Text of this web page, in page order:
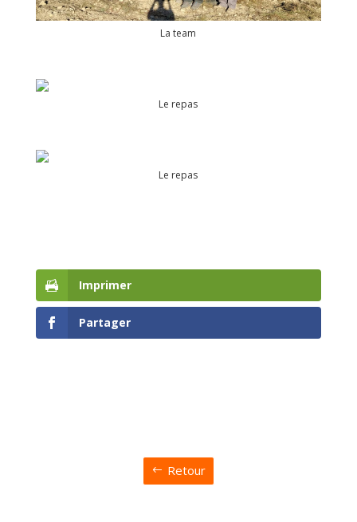
La team
Le repas
Le repas
Imprimer
Partager
Retour